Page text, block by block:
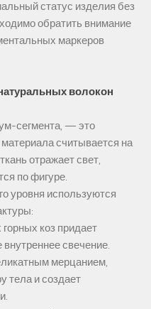
статус изделия без
обратить внимание
маркеров
волокон
сегмента, — это
материала считывается на
отражает свет,
по фигуре.
уровня используются
коз придает
свечение.
мерцанием,
тела и создает